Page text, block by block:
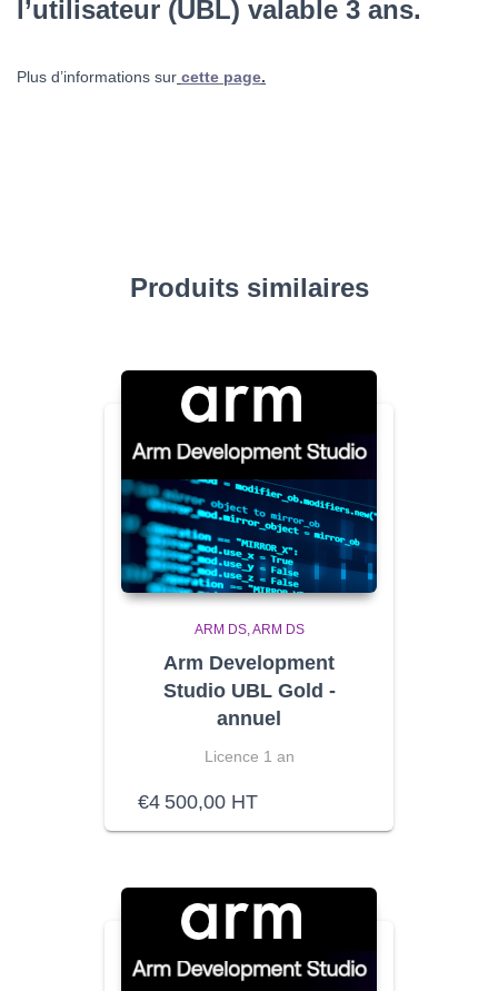
l’utilisateur (UBL) valable 3 ans.
Plus d’informations sur cette page.
Produits similaires
ARM DS ARM DS
Arm Development
Studio UBL Gold -
annuel
Licence 1 an
€4 500,00 HT